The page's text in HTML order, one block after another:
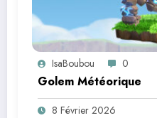
IsaBoubou 0
Golem Météorique
8 Février 2026